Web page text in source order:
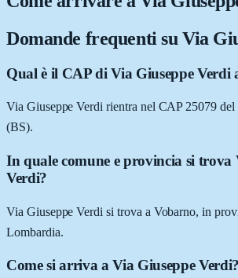
Domande frequenti su Via
Qual è il CAP di Via Giuseppe Verdi
Via Giuseppe Verdi rientra nel CAP 25079
(BS).
In quale comune e provincia si trova
Verdi?
Via Giuseppe Verdi si trova a Vobarno, in
Lombardia.
Come si arriva a Via Giuseppe Verdi?